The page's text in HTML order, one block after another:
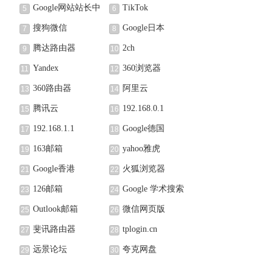
5
Google网站站长中
心
6 TikTok
7 搜狗微信 8 Google日本
9 腾达路由器 10 2ch
11 Yandex 12 360浏览器
13 360路由器 14 阿里云
15 腾讯云 16 192.168.0.1
17 192.168.1.1 18 Google德国
19 163邮箱 20 yahoo雅虎
21 Google香港 22 火狐浏览器
23 126邮箱 24 Google 学术搜索
25 Outlook邮箱 26 微信网页版
27 斐讯路由器 28 tplogin.cn
29 远景论坛 30 夸克网盘